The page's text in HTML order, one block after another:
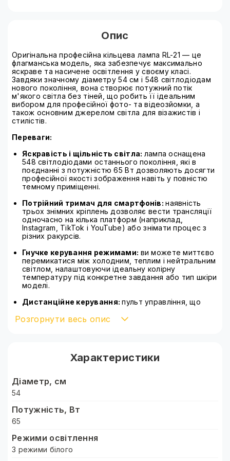
Опис
Оригінальна професійна кільцева лампа RL-21 — це
флагманська модель, яка забезпечує максимально
яскраве та насичене освітлення у своєму класі.
Завдяки значному діаметру 54 см і 548 світлодіодам
нового покоління, вона створює потужний потік
м'якого світла без тіней, що робить її ідеальним
вибором для професійної фото- та відеозйомки, а
також основним джерелом світла для візажистів і
стилістів.
Переваги:
Яскравість і щільність світла: лампа оснащена
548 світлодіодами останнього покоління, які в
поєднанні з потужністю 65 Вт дозволяють досягти
професійної якості зображення навіть у повністю
темному приміщенні.
Потрійний тримач для смартфонів:наявність
трьох знімних кріплень дозволяє вести трансляції
одночасно на кілька платформ (наприклад,
Instagram, TikTok і YouTube) або знімати процес з
різних ракурсів.
Гнучке керування режимами: ви можете миттєво
перемикатися між холодним, теплим і нейтральним
світлом, налаштовуючи ідеальну колірну
температуру під конкретне завдання або тип шкіри
моделі.
Дистанційне керування:пульт управління, що
яскравість і режими світіння, не відволікаючись від
процесу зйомки і не підходячи до самої лампи.
важливо для макрозйомки, роботи над деталями
Сумка для портативності:
по-справжньому мобільним.
Для кого призначена:
Б'юті-майстри (візажисти, бровісти, стилісти)
Розгорнути весь опис
Характеристики
Діаметр, см
54
Потужність, Вт
65
Режими освітлення
3 режими білого